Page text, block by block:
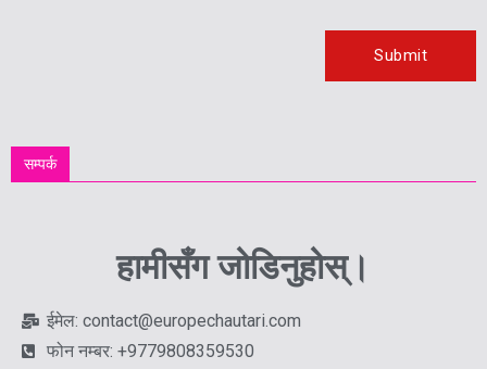
सम्पर्क
हामीसँग जोडिनुहोस्।
ईमेल: contact@europechautari.com
फोन नम्बर: +9779808359530